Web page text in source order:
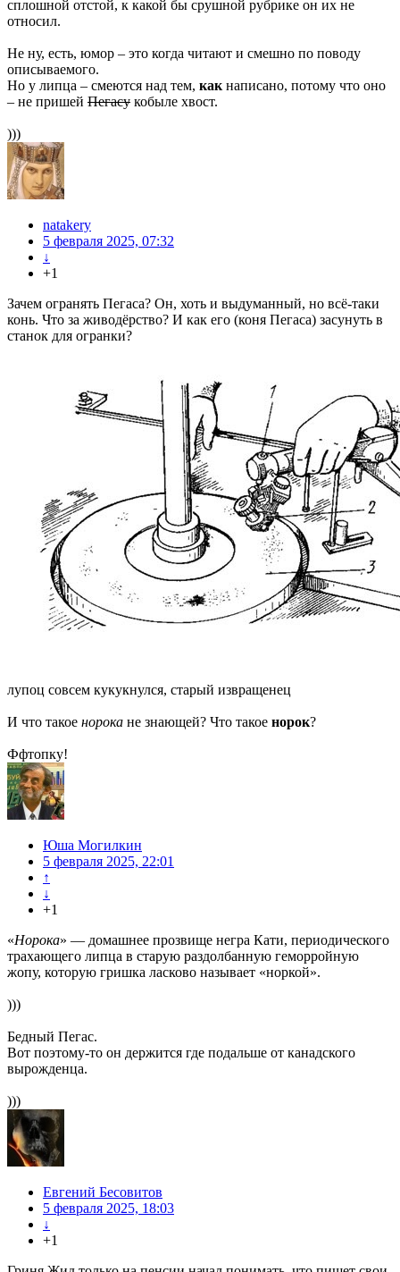
сплошной отстой, к какой бы срушной рубрике он их не
относил.
Не ну, есть, юмор – это когда читают и смешно по поводу
описываемого.
Но у липца – смеются над тем, как написано, потому что оно
– не пришей Пегасу кобыле хвост.
)))
natakery
5 февраля 2025, 07:32
↓
+1
Зачем огранять Пегаса? Он, хоть и выдуманный, но всё-таки
конь. Что за живодёрство? И как его (коня Пегаса) засунуть в
станок для огранки?
лупоц совсем кукукнулся, старый извращенец
И что такое норока не знающей? Что такое норок?
Ффтопку!
Юша Могилкин
5 февраля 2025, 22:01
↑
↓
+1
«Норока» — домашнее прозвище негра Кати, периодического
трахающего липца в старую раздолбанную геморройную
жопу, которую гришка ласково называет «норкой».
)))
Бедный Пегас.
Вот поэтому-то он держится где подальше от канадского
вырожденца.
)))
Евгений Бесовитов
5 февраля 2025, 18:03
↓
+1